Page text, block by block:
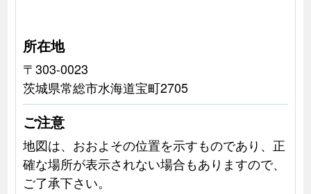
所在地
〒303-0023
茨城県常総市水海道宝町2705
ご注意
地図は、おおよその位置を示すものであり、正
確な場所が表示されない場合もありますので、
ご了承下さい。